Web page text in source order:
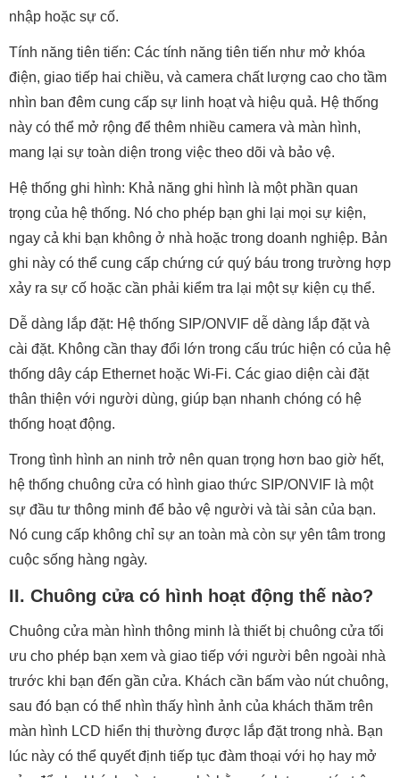
nhập hoặc sự cố.
Tính năng tiên tiến: Các tính năng tiên tiến như mở khóa
điện, giao tiếp hai chiều, và camera chất lượng cao cho tầm
nhìn ban đêm cung cấp sự linh hoạt và hiệu quả. Hệ thống
này có thể mở rộng để thêm nhiều camera và màn hình,
mang lại sự toàn diện trong việc theo dõi và bảo vệ.
Hệ thống ghi hình: Khả năng ghi hình là một phần quan
trọng của hệ thống. Nó cho phép bạn ghi lại mọi sự kiện,
ngay cả khi bạn không ở nhà hoặc trong doanh nghiệp. Bản
ghi này có thể cung cấp chứng cứ quý báu trong trường hợp
xảy ra sự cố hoặc cần phải kiểm tra lại một sự kiện cụ thể.
Dễ dàng lắp đặt: Hệ thống SIP/ONVIF dễ dàng lắp đặt và
cài đặt. Không cần thay đổi lớn trong cấu trúc hiện có của hệ
thống dây cáp Ethernet hoặc Wi-Fi. Các giao diện cài đặt
thân thiện với người dùng, giúp bạn nhanh chóng có hệ
thống hoạt động.
Trong tình hình an ninh trở nên quan trọng hơn bao giờ hết,
hệ thống chuông cửa có hình giao thức SIP/ONVIF là một
sự đầu tư thông minh để bảo vệ người và tài sản của bạn.
Nó cung cấp không chỉ sự an toàn mà còn sự yên tâm trong
cuộc sống hàng ngày.
II. Chuông cửa có hình hoạt động thế nào?
Chuông cửa màn hình thông minh là thiết bị chuông cửa tối
ưu cho phép bạn xem và giao tiếp với người bên ngoài nhà
trước khi bạn đến gần cửa. Khách cần bấm vào nút chuông,
sau đó bạn có thể nhìn thấy hình ảnh của khách thăm trên
màn hình LCD hiển thị thường được lắp đặt trong nhà. Bạn
lúc này có thể quyết định tiếp tục đàm thoại với họ hay mở